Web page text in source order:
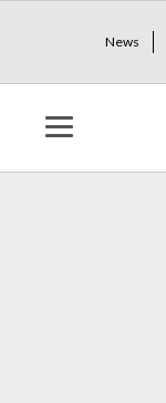
News